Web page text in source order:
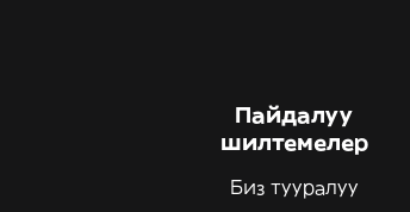
Пайдалуу
шилтемелер
Биз тууралуу